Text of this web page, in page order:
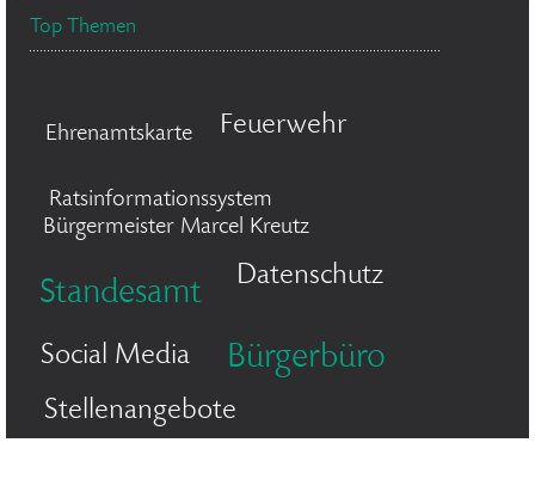
Top Themen
Ehrenamtskarte Feuerwehr
Ratsinformationssystem
Bürgermeister Marcel Kreutz
Standesamt
Datenschutz
Social Media Bürgerbüro
Stellenangebote